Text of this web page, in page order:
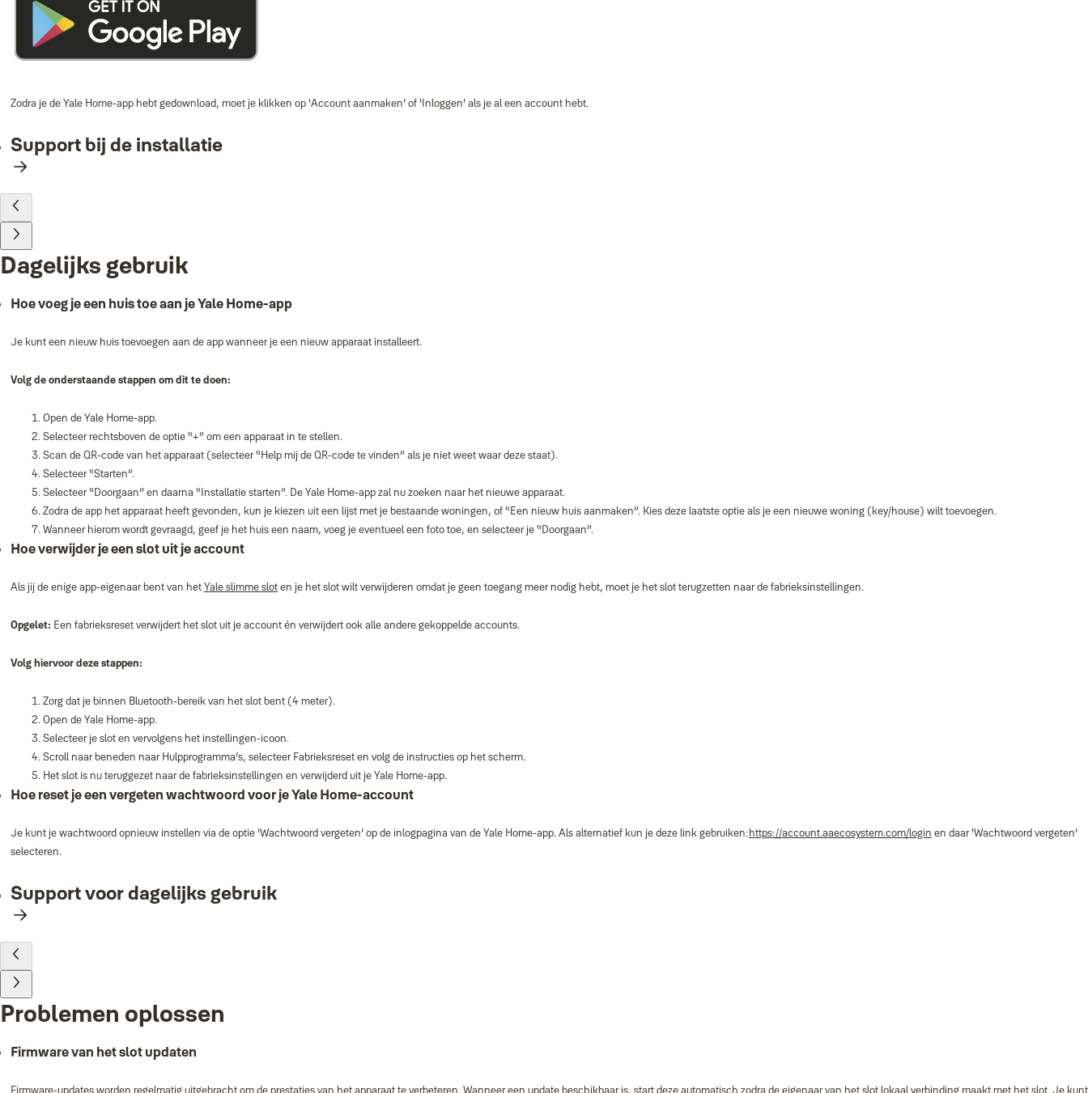
Zodra je de Yale Home‑app hebt gedownload, moet je klikken op ‘Account aanmaken’ of ‘Inloggen’ als je al een account hebt.
Support bij de installatie
Dagelijks gebruik
Hoe voeg je een huis toe aan je Yale Home‑app
Je kunt een nieuw huis toevoegen aan de app wanneer je een nieuw apparaat installeert.
Volg de onderstaande stappen om dit te doen:
Open de Yale Home‑app.
Selecteer rechtsboven de optie “+” om een apparaat in te stellen.
Scan de QR‑code van het apparaat (selecteer “Help mij de QR‑code te vinden” als je niet weet waar deze staat).
Selecteer “Starten”.
Selecteer “Doorgaan” en daarna “Installatie starten”. De Yale Home‑app zal nu zoeken naar het nieuwe apparaat.
Zodra de app het apparaat heeft gevonden, kun je kiezen uit een lijst met je bestaande woningen, of “Een nieuw huis aanmaken”. Kies deze laatste optie als je een nieuwe woning (key/house) wilt toevoegen.
Wanneer hierom wordt gevraagd, geef je het huis een naam, voeg je eventueel een foto toe, en selecteer je “Doorgaan”.
Hoe verwijder je een slot uit je account
Als jij de enige app‑eigenaar bent van hetYale slimme sloten je het slot wilt verwijderen omdat je geen toegang meer nodig hebt, moet je het slot terugzetten naar de fabrieksinstellingen.
Opgelet: Een fabrieksreset verwijdert het slot uit je account én verwijdert ook alle andere gekoppelde accounts.
Volg hiervoor deze stappen:
Zorg dat je binnen Bluetooth‑bereik van het slot bent (4 meter).
Open de Yale Home‑app.
Selecteer je slot en vervolgens het instellingen‑icoon.
Scroll naar beneden naar Hulpprogramma’s, selecteer Fabrieksreset en volg de instructies op het scherm.
Het slot is nu teruggezet naar de fabrieksinstellingen en verwijderd uit je Yale Home‑app.
Hoe reset je een vergeten wachtwoord voor je Yale Home‑account
Je kunt je wachtwoord opnieuw instellen via de optie ‘Wachtwoord vergeten’ op de inlogpagina van de Yale Home‑app. Als alternatief kun je deze link gebruiken:https://account.aaecosystem.com/login en daar ‘Wachtwoord vergeten’
selecteren.
Support voor dagelijks gebruik
Problemen oplossen
Firmware van het slot updaten
Firmware‑updates worden regelmatig uitgebracht om de prestaties van het apparaat te verbeteren. Wanneer een update beschikbaar is, start deze automatisch zodra de eigenaar van het slot lokaal verbinding maakt met het slot. Je kunt